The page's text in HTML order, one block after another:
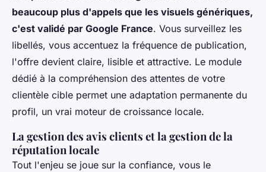
beaucoup plus d'appels que les visuels génériques,
c'est validé par Google France. Vous surveillez les
libellés, vous accentuez la fréquence de publication,
l'offre devient claire, lisible et attractive. Le module
dédié à la compréhension des attentes de votre
clientèle cible permet une adaptation permanente du
profil, un vrai moteur de croissance locale.
La gestion des avis clients et la gestion de la
réputation locale
Tout l'enjeu se joue sur la confiance, vous le